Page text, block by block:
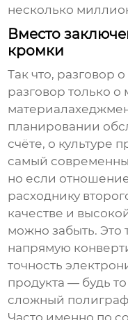
несколько
Вместо
кромки
Так что, разговор
разговор только о
планировании
счёте, о культуре
самый
но если
расходнику
качестве и
можно забыть. Это
напрямую
точность
продукта — будь
сложный